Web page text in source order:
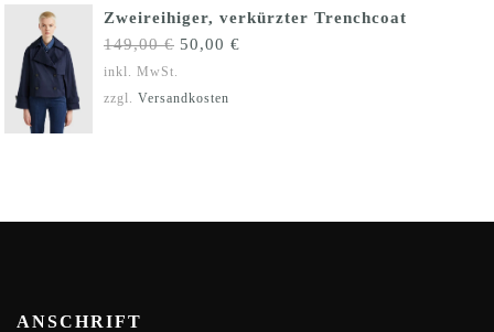
Zweireihiger, verkürzter Trenchcoat
149,00€ Ursprünglicher
war:
50,00 €
inkl. MwSt.
zzgl. Versandkosten
ANSCHRIFT